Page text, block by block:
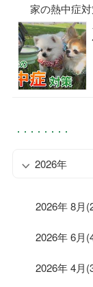
家の熱中症対
2026年
2026年 8月
2026年 6月
2026年 4月